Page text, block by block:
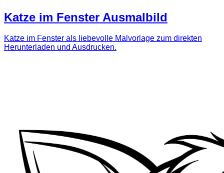
Katze im Fenster Ausmalbild
Katze im Fenster als liebevolle Malvorlage zum direkten
Herunterladen und Ausdrucken.